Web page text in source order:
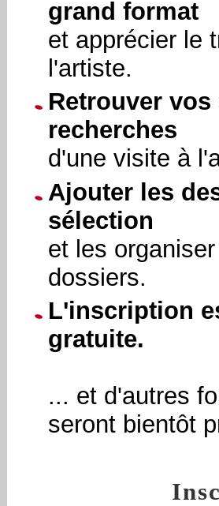
grand format
et apprécier le
l'artiste.
Retrouver vos
recherches
d'une visite à
Ajouter les
sélection
et les
dossiers.
L'inscription
gratuite.
... et d'autres
seront bientôt